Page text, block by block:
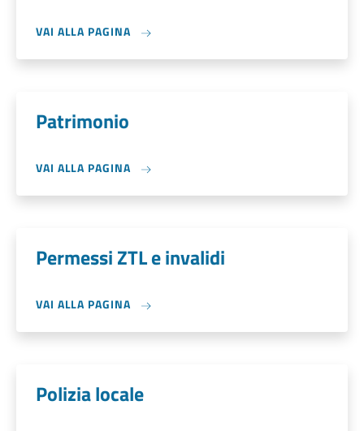
VAI ALLA PAGINA
Patrimonio
VAI ALLA PAGINA
Permessi ZTL e invalidi
VAI ALLA PAGINA
Polizia locale